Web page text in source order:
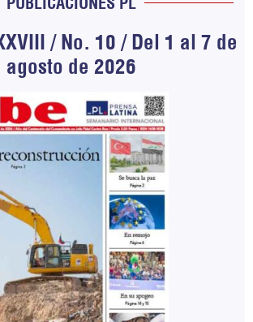
/ No. 10 / Del 1 al 7 de
agosto de 2026